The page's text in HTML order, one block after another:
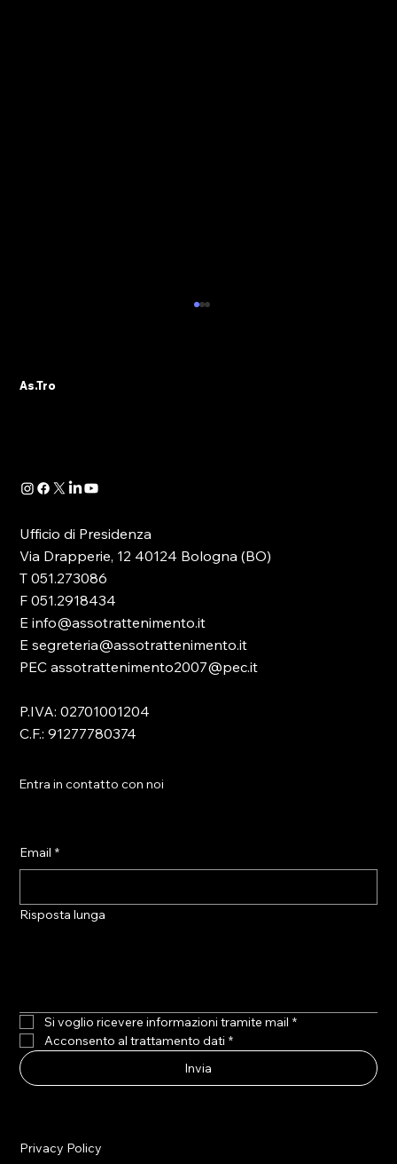
a firma del Presidente Astro, Massimiliano
As.Tro
Ufficio di Presidenza
Via Drapperie, 12 40124 Bologna (BO)
T 051.273086
F 051.2918434
E info@assotrattenimento.it
E segreteria@assotrattenimento.it
PEC assotrattenimento2007@pec.it
P.IVA: 02701001204
C.F.: 91277780374
Entra in contatto con noi
Email *
Risposta lunga
Si voglio ricevere informazioni tramite mail *
Acconsento al trattamento dati *
Invia
Privacy Policy